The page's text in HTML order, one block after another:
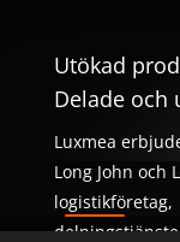
Utökad
Delade
Luxmea
Long John och
logistikföretag,